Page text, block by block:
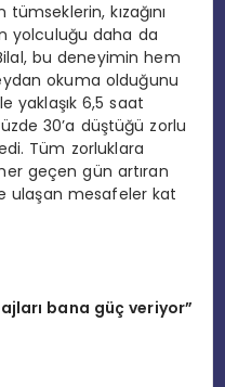
kızağını
yolculuğu daha da
bu deneyimin hem
okuma olduğunu
yaklaşık 6,5 saat
30’a düştüğü zorlu
Tüm zorluklara
geçen gün artıran
ulaşan mesafeler kat
bana güç veriyor”